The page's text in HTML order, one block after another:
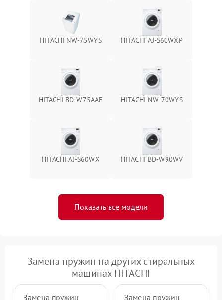
HITACHI NW-75WYS HITACHI AJ-S60WXP
HITACHI BD-W75AAE HITACHI NW-70WYS
HITACHI AJ-S60WX HITACHI BD-W90WV
Показать все модели
Замена пружин на других стиральных
машинах HITACHI
Замена пружин
Замена пружин